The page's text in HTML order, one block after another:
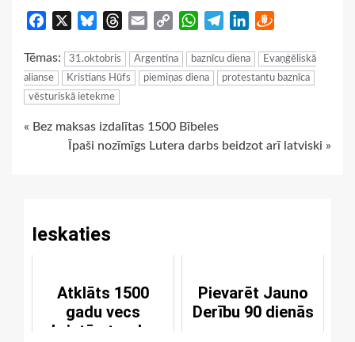
Facebook BlueskyThreads
Email
Copy
WhatsApp
TelegramLinkedIn
Tēmas: 31.oktobris Argentīna baznīcu diena
Evaņģēliskā
alianse
Kristians Hūfs piemiņas diena
protestantu baznīca
vēsturiskā ietekme
Continue
« Bez maksas izdalītas 1500 Bībeles
Īpaši nozīmīgs Lutera darbs beidzot arī latviski »
Ieskaties
Atklāts 1500
gadu vecs
kristāmtrauks
Pievarēt Jauno
Derību 90 dienās